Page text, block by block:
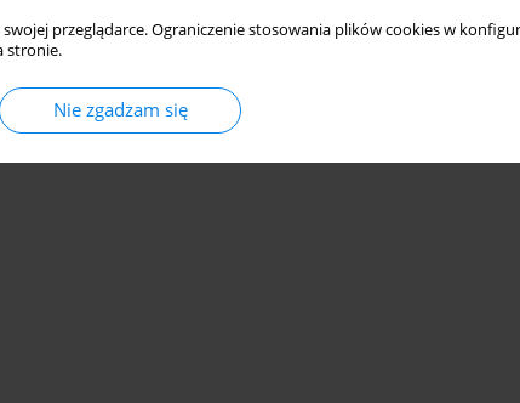
przeglądarce. Ograniczenie stosowania plików cookies w
stronie.
Nie zgadzam się